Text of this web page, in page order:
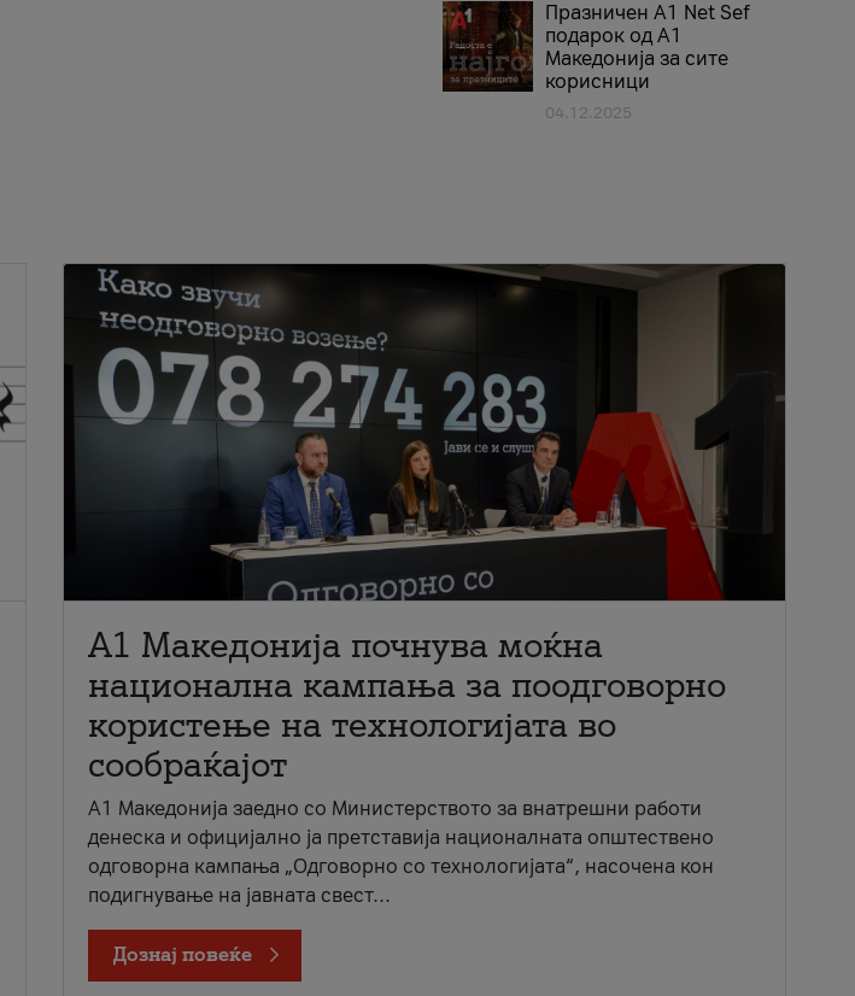
Празничен A1 Net Sеf
подарок од А1
Македонија за сите
корисници
04.12.2025
A1 Македонија почнува моќна
национална кампања за поодговорно
користење на технологијата во
сообраќајот
A1 Македонија заедно со Министерството за внатрешни работи
денеска и официјално ја претставија националната општествено
одговорна кампања „Одговорно со технологијата“, насочена кон
подигнување на јавната свест...
Дознај повеќе